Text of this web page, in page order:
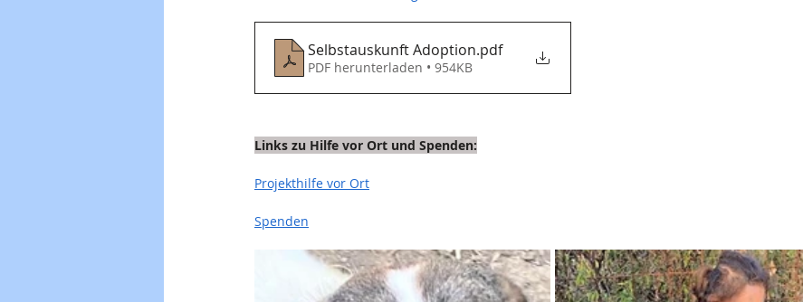
Selbstauskunft Adoption.pdf
PDF herunterladen • 954KB
Links zu Hilfe vor Ort und Spenden:
Projekthilfe vor Ort
Spenden